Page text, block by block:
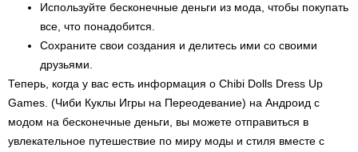
Используйте бесконечные деньги из мода, чтобы покупать
все, что понадобится.
Сохраните свои создания и делитесь ими со своими
друзьями.
Теперь, когда у вас есть информация о Chibi Dolls Dress Up
Games. (Чиби Куклы Игры на Переодевание) на Андроид с
модом на бесконечные деньги, вы можете отправиться в
увлекательное путешествие по миру моды и стиля вместе с